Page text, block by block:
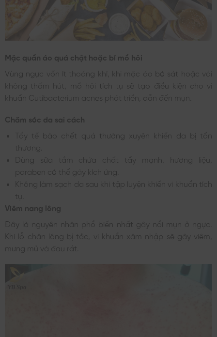
Mặc quần áo quá chật hoặc bí mồ hôi
Vùng ngực vốn ít thoáng khí, khi mặc áo bó sát hoặc vải
không thấm hút, mồ hôi tích tụ sẽ tạo điều kiện cho vi
khuẩn Cutibacterium acnes phát triển, dẫn đến mụn.
Chăm sóc da sai cách
Tẩy tế bào chết quá thường xuyên khiến da bị tổn
thương.
Dùng sữa tắm chứa chất tẩy mạnh, hương liệu,
paraben có thể gây kích ứng.
Không làm sạch da sau khi tập luyện khiến vi khuẩn tích
tụ.
Viêm nang lông
Đây là nguyên nhân phổ biến nhất gây nổi mụn ở ngực.
Khi lỗ chân lông bị tắc, vi khuẩn xâm nhập sẽ gây viêm,
mưng mủ và đau rát.